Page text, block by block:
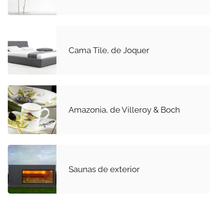
Cama Tile, de Joquer
Amazonia, de Villeroy & Boch
Saunas de exterior